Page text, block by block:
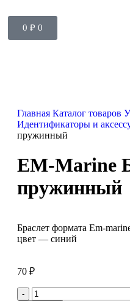
0 ₽ 0
Главная Каталог товаров
Идентификаторы и
пружинный
EM-Marine
пружинный
Браслет формата Em-
цвет — синий
70 ₽